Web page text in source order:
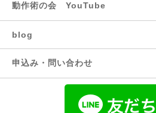
動作術の会 YouTube
blog
申込み・問い合わせ